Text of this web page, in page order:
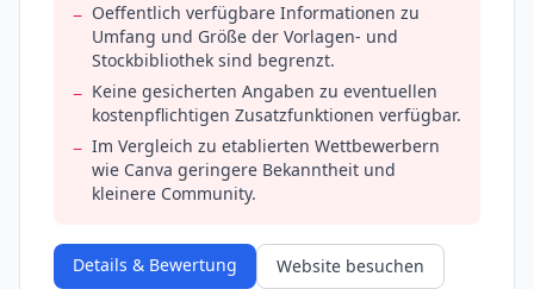
− Oeffentlich verfügbare Informationen zu
Umfang und Größe der Vorlagen- und
Stockbibliothek sind begrenzt.
− Keine gesicherten Angaben zu eventuellen
kostenpflichtigen Zusatzfunktionen verfügbar.
− Im Vergleich zu etablierten Wettbewerbern
wie Canva geringere Bekanntheit und
kleinere Community.
Details & Bewertung Website besuchen